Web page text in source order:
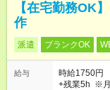
【在宅勤務OK
作
派遣 ブランクOK
給与
時給1750円
+残業5h ※月